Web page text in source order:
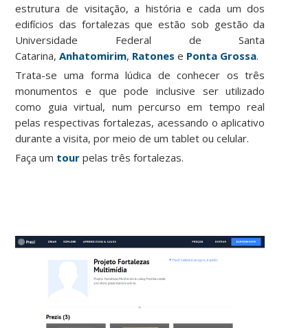
estrutura de visitação, a história e cada um dos
edifícios das fortalezas que estão sob gestão da
Universidade Federal de Santa
Catarina,Anhatomirim, Ratones e Ponta Grossa.
Trata-se uma forma lúdica de conhecer os três
monumentos e que pode inclusive ser utilizado
como guia virtual, num percurso em tempo real
pelas respectivas fortalezas, acessando o aplicativo
durante a visita, por meio de um tablet ou celular.
Faça um tour pelas três fortalezas.